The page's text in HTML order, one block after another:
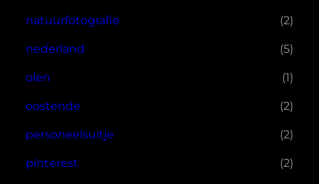
natuurfotografie (2)
nederland (5)
olen (1)
oostende (2)
personeelsuitje (2)
pinterest (2)